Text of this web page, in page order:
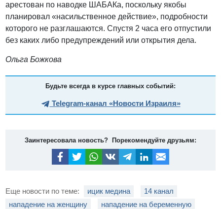
арестован по наводке ШАБАКа, поскольку якобы
планировал «насильственное действие», подробности
которого не разглашаются. Спустя 2 часа его отпустили
без каких либо предупреждений или открытия дела.
Ольга Божкова
Будьте всегда в курсе главных событий:
Telegram-канал «Новости Израиля»
Заинтересовала новость? Порекомендуйте друзьям:
Еще новости по теме: ицик медина
14 канал
нападение на женщину
нападение на беременную